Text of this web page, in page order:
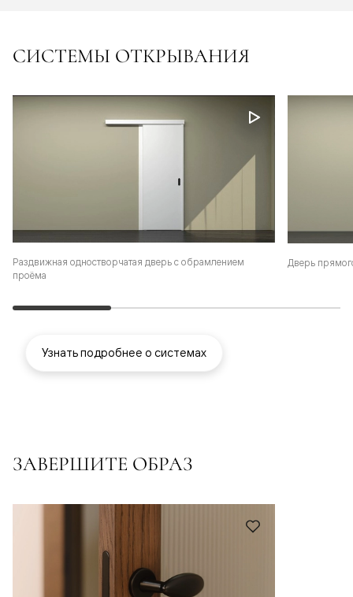
СИСТЕМЫ ОТКРЫВАНИЯ
Раздвижная одностворчатая дверь с обрамлением
проёма
Дверь
Узнать подробнее о системах
ЗАВЕРШИТЕ ОБРАЗ